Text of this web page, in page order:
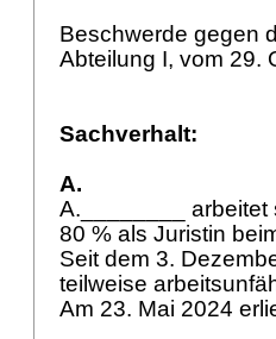
Beschwerde gegen
Abteilung I, vom 29.
Sachverhalt:
A.
A.________ arbeitet
80 % als Juristin
Seit dem 3.
teilweise
Am 23. Mai 2024